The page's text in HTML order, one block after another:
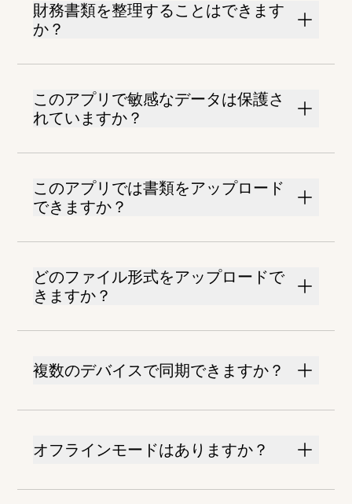
財務書類を整理することはできます
か？
このアプリで敏感なデータは保護さ
れていますか？
このアプリでは書類をアップロード
できますか？
どのファイル形式をアップロードで
きますか？
複数のデバイスで同期できますか？
オフラインモードはありますか？